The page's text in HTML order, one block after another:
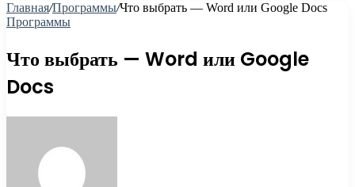
Главная/Программы/Что выбрать — Word или Google Docs
Программы
Что выбрать — Word или Google
Docs